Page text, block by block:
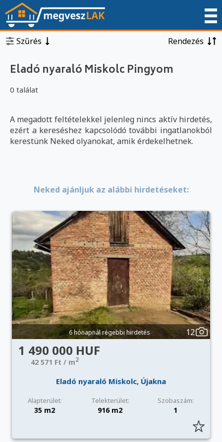
Szűrés Rendezés
Eladó nyaraló Miskolc Pingyom
0 találat
A megadott feltételekkel jelenleg nincs aktív hirdetés,
ezért a kereséshez kapcsolódó további ingatlanokból
kerestünk Neked olyanokat, amik érdekelhetnek.
Neked ajánljuk az alábbi hirdetéseket:
6 hónapnál régebbi hirdetés 12
1 490 000 HUF
42 571 Ft / m2
Eladó nyaraló Miskolc, Újakna
Alapterület: Telekterület: Szobaszám:
35 m2 916 m2 1